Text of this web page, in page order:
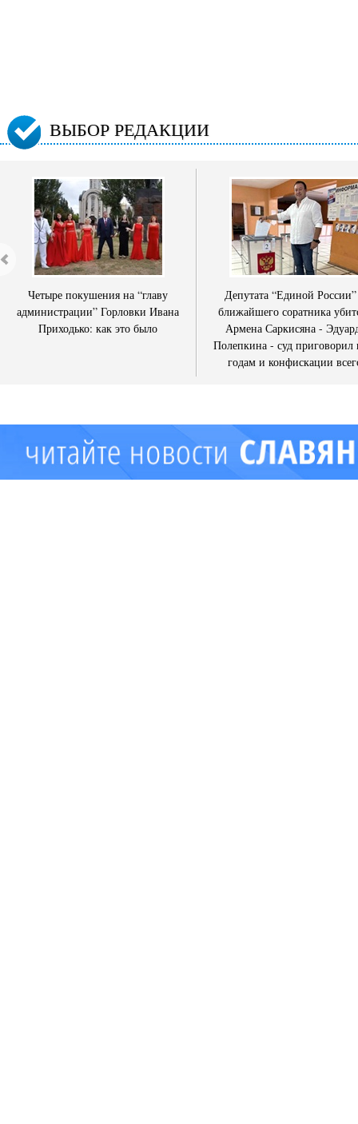
ВЫБОР РЕДАКЦИИ
Четыре покушения на “главу
администрации” Горловки Ивана
Приходько: как это было
Депутата “Единой
ближайшего соратника
Армена Саркисяна -
Полепкина - суд приговорил
годам и конфискации